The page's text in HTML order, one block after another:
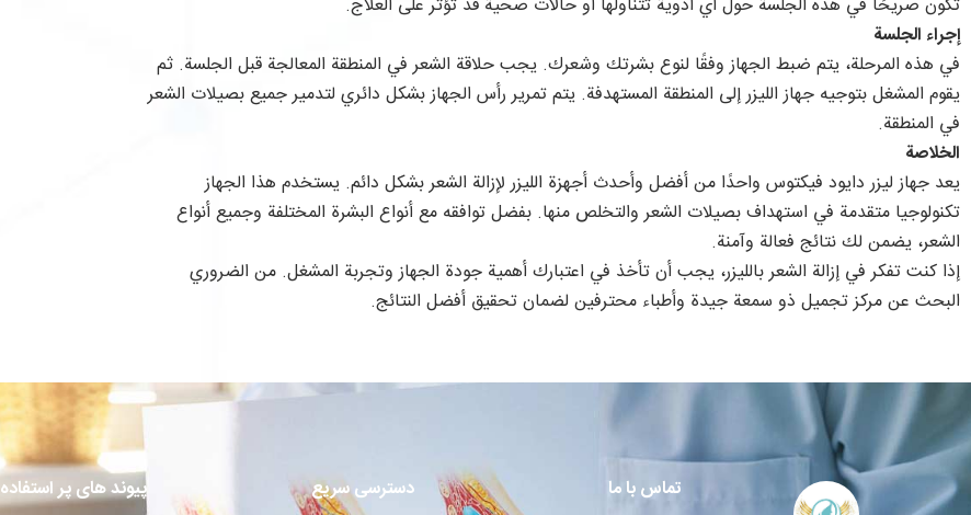
إجراء الجلسة
في هذه المرحلة، يتم ضبط الجهاز وفقًا لنوع بشرتك وشعرك. يجب حلاقة الشعر في المنطقة المعالجة قبل الجلسة. ثم
يقوم المشغل بتوجيه جهاز الليزر إلى المنطقة المستهدفة. يتم تمرير رأس الجهاز بشكل دائري لتدمير جميع بصيلات الشعر
في المنطقة.
الخلاصة
يعد جهاز ليزر دايود فيكتوس واحدًا من أفضل وأحدث أجهزة الليزر لإزالة الشعر بشكل دائم. يستخدم هذا الجهاز
تكنولوجيا متقدمة في استهداف بصيلات الشعر والتخلص منها. بفضل توافقه مع أنواع البشرة المختلفة وجميع أنواع
الشعر، يضمن لك نتائج فعالة وآمنة.
إذا كنت تفكر في إزالة الشعر بالليزر، يجب أن تأخذ في اعتبارك أهمية جودة الجهاز وتجربة المشغل. من الضروري
البحث عن مركز تجميل ذو سمعة جيدة وأطباء محترفين لضمان تحقيق أفضل النتائج.
تماس با ما دسترسی سریع پیوند های پر استفاده